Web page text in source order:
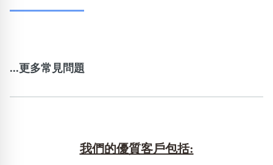
...更多常見問題
我們的優質客戶包括: